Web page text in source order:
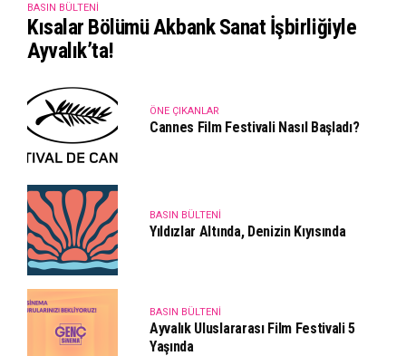
BASIN BÜLTENI
Kısalar Bölümü Akbank Sanat İşbirliğiyle
Ayvalık’ta!
ÖNE ÇIKANLAR
Cannes Film Festivali Nasıl Başladı?
BASIN BÜLTENI
Yıldızlar Altında, Denizin Kıyısında
BASIN BÜLTENI
Ayvalık Uluslararası Film Festivali 5
Yaşında